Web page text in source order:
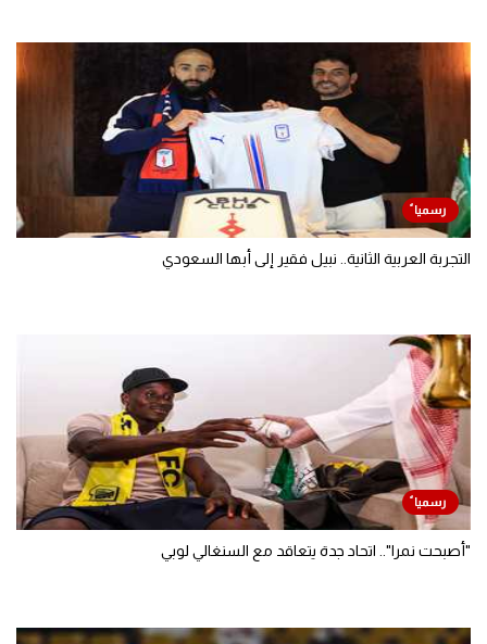
التجربة العربية الثانية.. نبيل فقير إلى أبها السعودي
"أصبحت نمرا".. اتحاد جدة يتعاقد مع السنغالي لوبي